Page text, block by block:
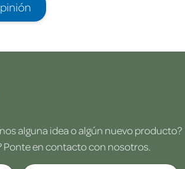
alguna idea o algún nuevo producto?
Ponte en contacto con nosotros.